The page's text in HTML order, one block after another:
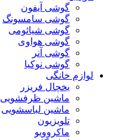
گوشی آیفون
گوشی سامسونگ
گوشی شیائومی
گوشی هواوی
گوشی آنر
گوشی نوکیا
لوازم خانگی
یخچال فریزر
ماشین ظرفشویی
ماشین لباسشویی
تلویزیون
ماکروویو